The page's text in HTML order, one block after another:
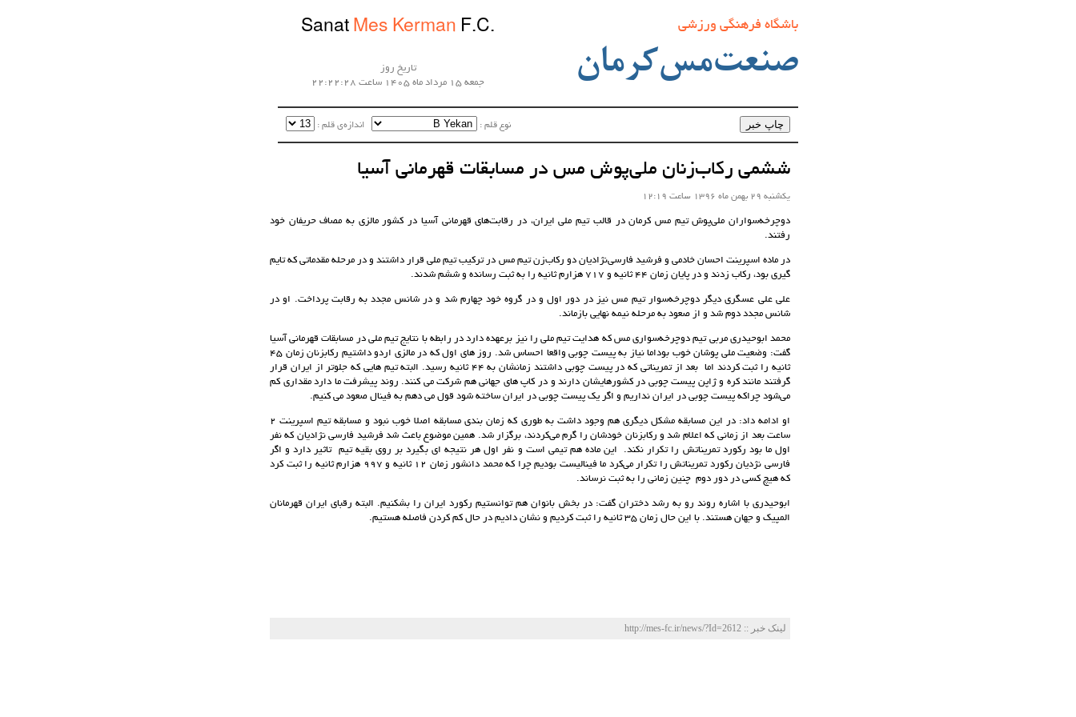
باشگاه فرهنگی ورزشی
صنعت‌مس‌کرمان
Sanat Mes Kerman F.C.
تاریخ روز
جمعه 15 مرداد ماه 1405 ساعت 22:22:28
نوع قلم :‌ اندازه‌ی قلم :‌
ششمی رکاب‌زنان ملی‌پوش مس در مسابقات قهرمانی آسیا
یکشنبه 29 بهمن ماه 1396 ساعت 12:19
دوچرخه‌سواران ملی‌پوش تیم مس کرمان در قالب تیم ملی ایران، در رقابت‌های قهرمانی آسیا در کشور مالزی به مصاف حریفان خود
رفتند.
در ماده اسپرینت احسان خادمی و فرشید فارسی‌‌نژادیان دو رکاب‌زن تیم مس در ترکیب تیم ملی قرار داشتند و در مرحله مقدماتی که تایم
گیری بود، رکاب زدند و در پایان زمان 44 ثانیه و 717 هزارم ثانیه را به ثبت رسانده و ششم شدند.
علی علی عسگری دیگر دوچرخه‌سوار تیم مس نیز در دور اول و در گروه خود چهارم شد و در شانس مجدد به رقابت پرداخت. او در
شانس مجدد دوم شد و از صعود به مرحله نیمه نهایی بازماند.
محمد ابوحیدری مربی تیم دوچرخه‌سواری مس که هدایت تیم ملی را نیز برعهده دارد در رابطه با نتایج تیم ملی در مسابقات قهرمانی آسیا
گفت: وضعیت ملی پوشان خوب بوداما نیاز به پیست چوبی واقعا احساس شد. روز های اول که در مالزی اردو داشتیم رکابزنان زمان 45
ثانیه را ثبت کردند اما بعد از تمریناتی که در پیست چوبی داشتند زمانشان به 44 ثانیه رسید. البته تیم هایی که جلوتر از ایران قرار
گرفتند مانند کره و ژاپن پیست چوبی در کشورهایشان دارند و در کاپ های جهانی هم شرکت می کنند. روند پیشرفت ما دارد مقداری کم
می‌شود چراکه پیست چوبی در ایران نداریم و اگر یک پیست چوبی در ایران ساخته شود قول می دهم به فینال صعود می کنیم.
او ادامه داد: در این مسابقه مشکل دیگری هم وجود داشت به طوری که زمان بندی مسابقه اصلا خوب نبود و مسابقه تیم اسپرینت 2
ساعت بعد از زمانی که اعلام شد و رکابزنان خودشان را گرم می‌کردند، برگزار شد. همین موضوع باعث شد فرشید فارسی نژادیان که نفر
اول ما بود رکورد تمریناتش را تکرار نکند. این ماده هم تیمی است و نفر اول هر نتیجه ای بگیرد بر روی بقیه تیم تاثیر دارد و اگر
فارسی نژدیان رکورد تمریناتش را تکرار می‌کرد ما فینالیست بودیم چرا که محمد دانشور زمان 12 ثانیه و 997 هزارم ثانیه را ثبت کرد
که هیچ کسی در دور دوم چنین زمانی را به ثبت نرساند.
ابوحیدری با اشاره روند رو به رشد دختران گفت: در بخش بانوان هم توانستیم رکورد ایران را بشکنیم. البته رقبای ایران قهرمانان
المپیک و جهان هستند. با این حال زمان 35 ثانیه را ثبت کردیم و نشان دادیم در حال کم کردن فاصله هستیم.
لینک خبر‌ :: http://mes-fc.ir/news/?Id=2612